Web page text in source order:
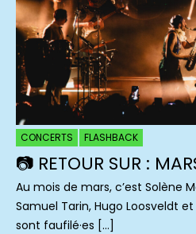
CONCERTS FLASHBACK
📷 RETOUR SUR :
Au mois de mars, c’est Solène
Samuel Tarin, Hugo Loosveldt
sont faufilé·es […]